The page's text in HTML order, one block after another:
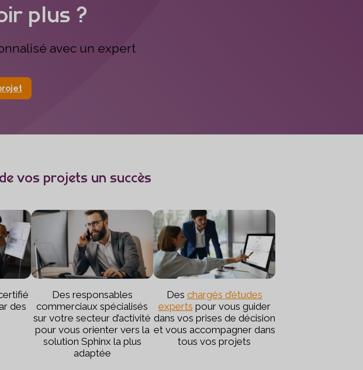
plus ?
avec un expert
vos projets un succès
des
Des responsables
commerciaux spécialisés
sur votre secteur d’activité
pour vous orienter vers la
solution Sphinx la plus
adaptée
Des chargés d’études
experts pour vous guider
dans vos prises de décision
et vous accompagner dans
tous vos projets